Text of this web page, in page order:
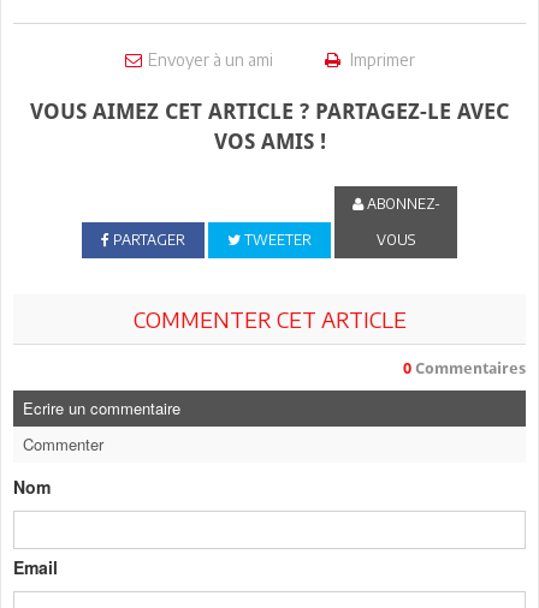
Envoyer à un ami Imprimer
VOUS AIMEZ CET ARTICLE ? PARTAGEZ-LE AVEC
VOS AMIS !
PARTAGER TWEETER
ABONNEZ-
VOUS
COMMENTER CET ARTICLE
0 Commentaires
Ecrire un commentaire
Commenter
Nom
Email